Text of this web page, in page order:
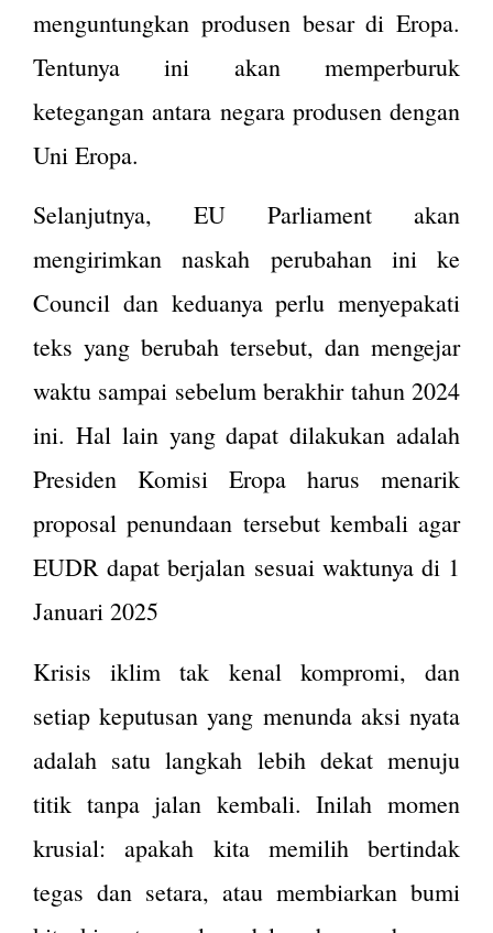
menguntungkan produsen besar di Eropa.
Tentunya ini akan memperburuk
ketegangan antara negara produsen dengan
Uni Eropa.
Selanjutnya, EU Parliament akan
mengirimkan naskah perubahan ini ke
Council dan keduanya perlu menyepakati
teks yang berubah tersebut, dan mengejar
waktu sampai sebelum berakhir tahun 2024
ini. Hal lain yang dapat dilakukan adalah
Presiden Komisi Eropa harus menarik
proposal penundaan tersebut kembali agar
EUDR dapat berjalan sesuai waktunya di 1
Januari 2025
Krisis iklim tak kenal kompromi, dan
setiap keputusan yang menunda aksi nyata
adalah satu langkah lebih dekat menuju
titik tanpa jalan kembali. Inilah momen
krusial: apakah kita memilih bertindak
tegas dan setara, atau membiarkan bumi